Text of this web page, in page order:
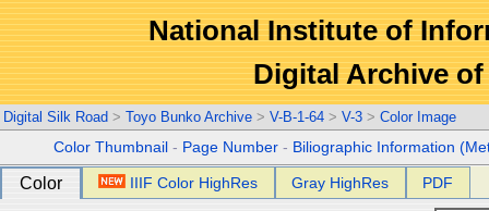
National Institute of
Digital Archive
Digital Silk Road > Toyo Bunko Archive > V-B-1-64 > V-3 > Color Image
Color Thumbnail - Page Number - Biliographic Information
Color IIIF Color HighRes Gray HighRes PDF